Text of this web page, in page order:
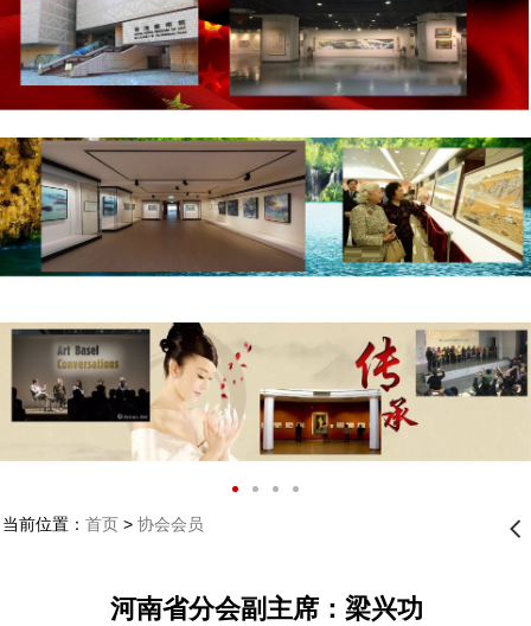
当前位置： 首页> 协会会员 󰊒
河南省分会副主席：梁兴功